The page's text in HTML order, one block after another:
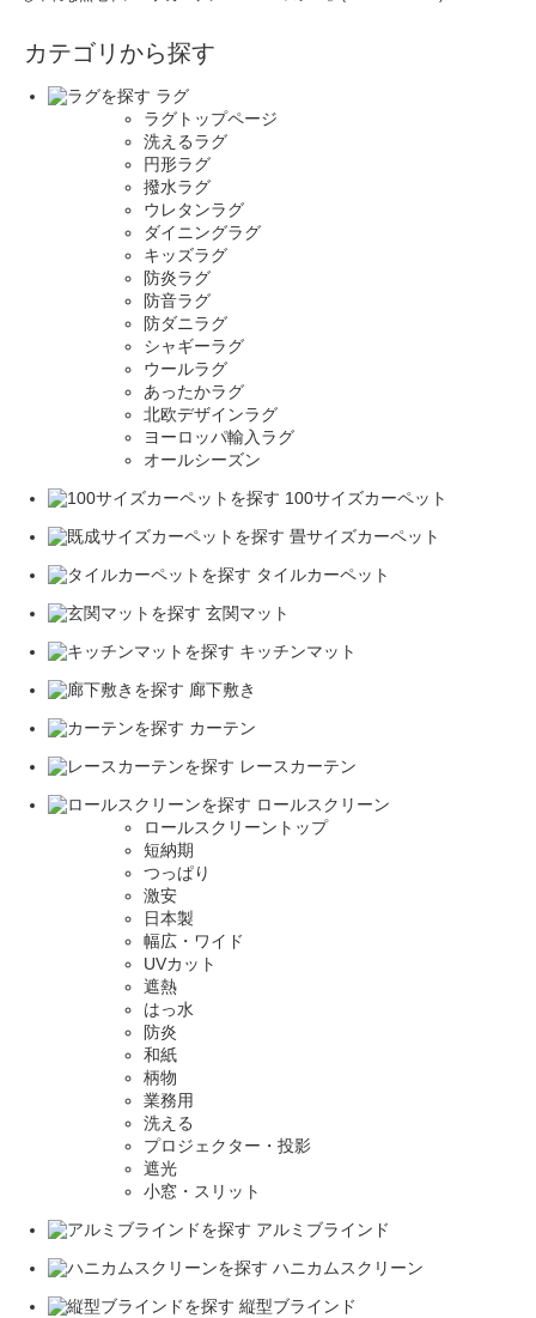
カテゴリから探す
ラグ
ラグトップページ
洗えるラグ
円形ラグ
撥水ラグ
ウレタンラグ
ダイニングラグ
キッズラグ
防炎ラグ
防音ラグ
防ダニラグ
シャギーラグ
ウールラグ
あったかラグ
北欧デザインラグ
ヨーロッパ輸入ラグ
オールシーズン
100サイズカーペット
畳サイズカーペット
タイルカーペット
玄関マット
キッチンマット
廊下敷き
カーテン
レースカーテン
ロールスクリーン
ロールスクリーントップ
短納期
つっぱり
激安
日本製
幅広・ワイド
UVカット
遮熱
はっ水
防炎
和紙
柄物
業務用
洗える
プロジェクター・投影
遮光
小窓・スリット
アルミブラインド
ハニカムスクリーン
縦型ブラインド